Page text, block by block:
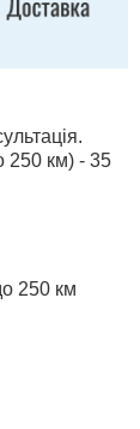
250 км) - 35
250 км